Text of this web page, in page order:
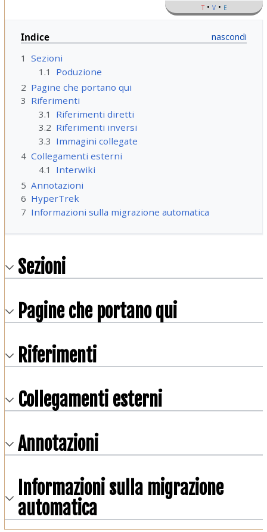
t v e
Indice
1 Sezioni
1.1
Poduzione
2 Pagine che portano qui
3 Riferimenti
3.1
Riferimenti diretti
3.2 Riferimenti inversi
3.3 Immagini collegate
4 Collegamenti esterni
4.1
Interwiki
5 Annotazioni
6 HyperTrek
7 Informazioni sulla migrazione automatica
Sezioni
Pagine che portano qui
Riferimenti
Collegamenti esterni
Annotazioni
Informazioni sulla migrazione
automatica